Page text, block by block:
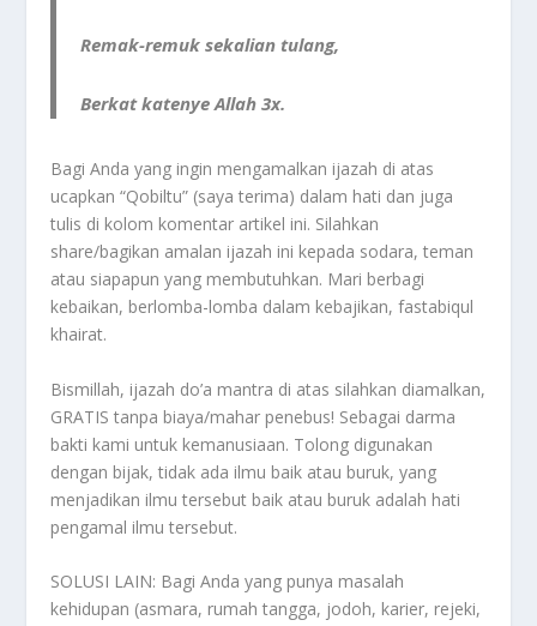
Remak-remuk sekalian tulang,
Berkat katenye Allah 3x.
Bagi Anda yang ingin mengamalkan ijazah di atas
ucapkan “Qobiltu” (saya terima) dalam hati dan juga
tulis di kolom komentar artikel ini. Silahkan
share/bagikan amalan ijazah ini kepada sodara, teman
atau siapapun yang membutuhkan. Mari berbagi
kebaikan, berlomba-lomba dalam kebajikan, fastabiqul
khairat.
Bismillah, ijazah do’a mantra di atas silahkan diamalkan,
GRATIS tanpa biaya/mahar penebus! Sebagai darma
bakti kami untuk kemanusiaan. Tolong digunakan
dengan bijak, tidak ada ilmu baik atau buruk, yang
menjadikan ilmu tersebut baik atau buruk adalah hati
pengamal ilmu tersebut.
SOLUSI LAIN: Bagi Anda yang punya masalah
kehidupan (asmara, rumah tangga, jodoh, karier, rejeki,